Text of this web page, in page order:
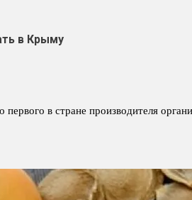
в Крыму
первого в стране производителя